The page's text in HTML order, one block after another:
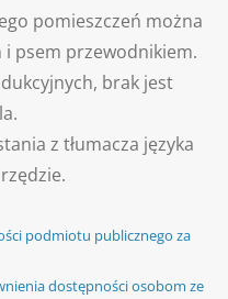
pomieszczeń można
i psem przewodnikiem.
brak jest
z tłumacza języka
podmiotu publicznego za
dostępności osobom ze